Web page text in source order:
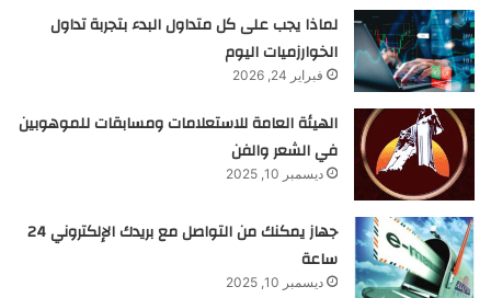
لماذا يجب على كل متداول البدء بتجربة تداول
الخوارزميات اليوم
فبراير 24, 2026
الهيئة العامة للاستعلامات ومسابقات للموهوبين
في الشعر والفن
ديسمبر 10, 2025
جهاز يمكنك من التواصل مع بريدك الإلكتروني 24
ساعة
ديسمبر 10, 2025